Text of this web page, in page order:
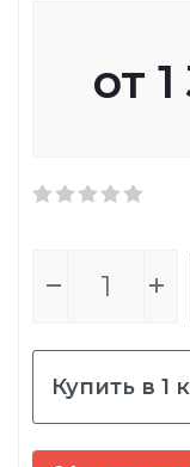
от
Купить в 1